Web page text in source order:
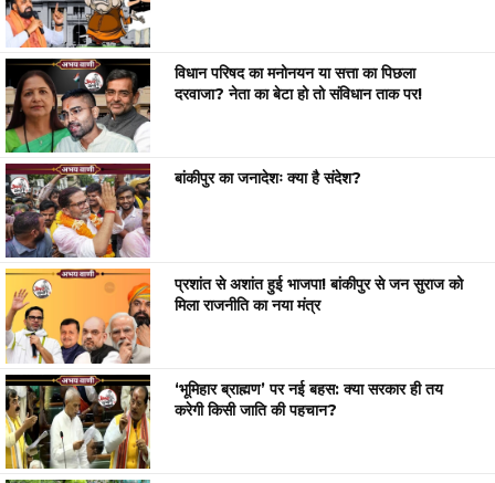
विधान परिषद का मनोनयन या सत्ता का पिछला
दरवाजा? नेता का बेटा हो तो संविधान ताक पर!
बांकीपुर का जनादेशः क्या है संदेश?
प्रशांत से अशांत हुई भाजपा! बांकीपुर से जन सुराज को
मिला राजनीति का नया मंत्र
‘भूमिहार ब्राह्मण’ पर नई बहस: क्या सरकार ही तय
करेगी किसी जाति की पहचान?